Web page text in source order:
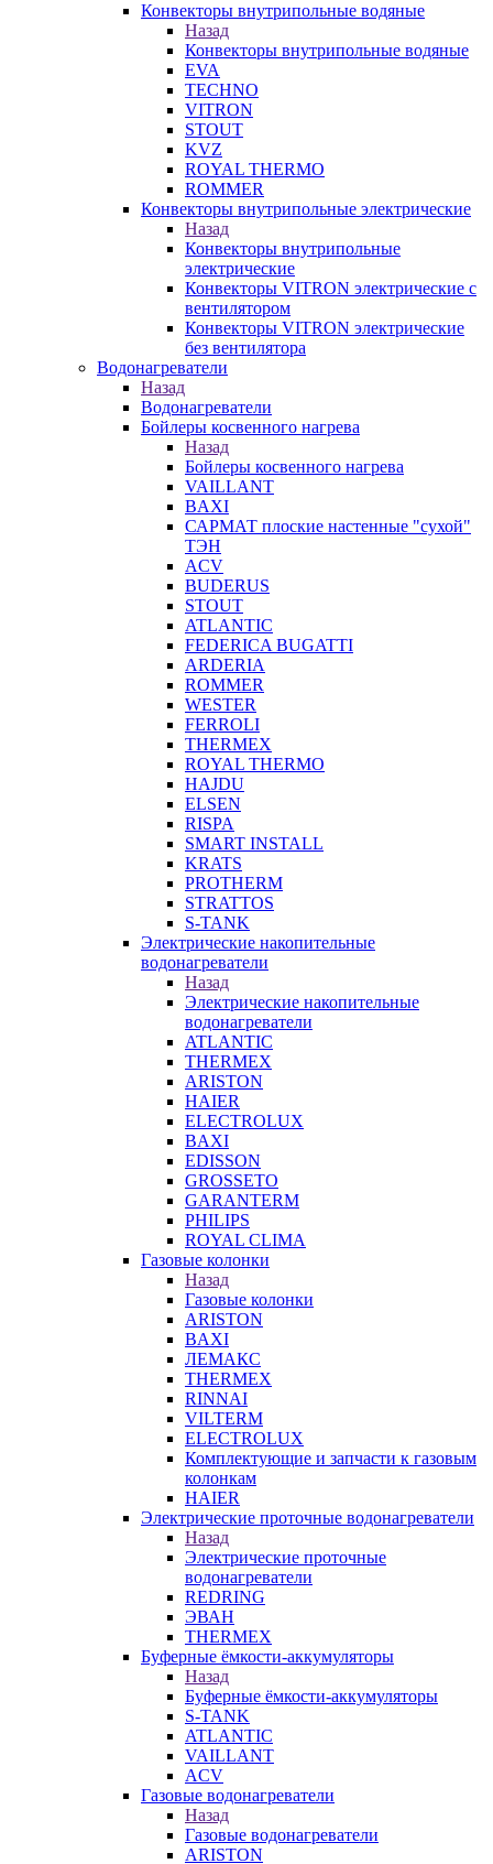
Конвекторы внутрипольные водяные
Назад
Конвекторы внутрипольные водяные
EVA
TECHNO
VITRON
STOUT
KVZ
ROYAL THERMO
ROMMER
Конвекторы внутрипольные электрические
Назад
Конвекторы внутрипольные
электрические
Конвекторы VITRON электрические с
вентилятором
Конвекторы VITRON электрические
без вентилятора
Водонагреватели
Назад
Водонагреватели
Бойлеры косвенного нагрева
Назад
Бойлеры косвенного нагрева
VAILLANT
BAXI
САРМАТ плоские настенные "сухой"
ТЭН
ACV
BUDERUS
STOUT
ATLANTIC
FEDERICA BUGATTI
ARDERIA
ROMMER
WESTER
FERROLI
THERMEX
ROYAL THERMO
HAJDU
ELSEN
RISPA
SMART INSTALL
KRATS
PROTHERM
STRATTOS
S-TANK
Электрические накопительные
водонагреватели
Назад
Электрические накопительные
водонагреватели
ATLANTIC
THERMEX
ARISTON
HAIER
ELECTROLUX
BAXI
EDISSON
GROSSETO
GARANTERM
PHILIPS
ROYAL CLIMA
Газовые колонки
Назад
Газовые колонки
ARISTON
BAXI
ЛЕМАКС
THERMEX
RINNAI
VILTERM
ELECTROLUX
Комплектующие и запчасти к газовым
колонкам
HAIER
Электрические проточные водонагреватели
Назад
Электрические проточные
водонагреватели
REDRING
ЭВАН
THERMEX
Буферные ёмкости-аккумуляторы
Назад
Буферные ёмкости-аккумуляторы
S-TANK
ATLANTIC
VAILLANT
ACV
Газовые водонагреватели
Назад
Газовые водонагреватели
ARISTON